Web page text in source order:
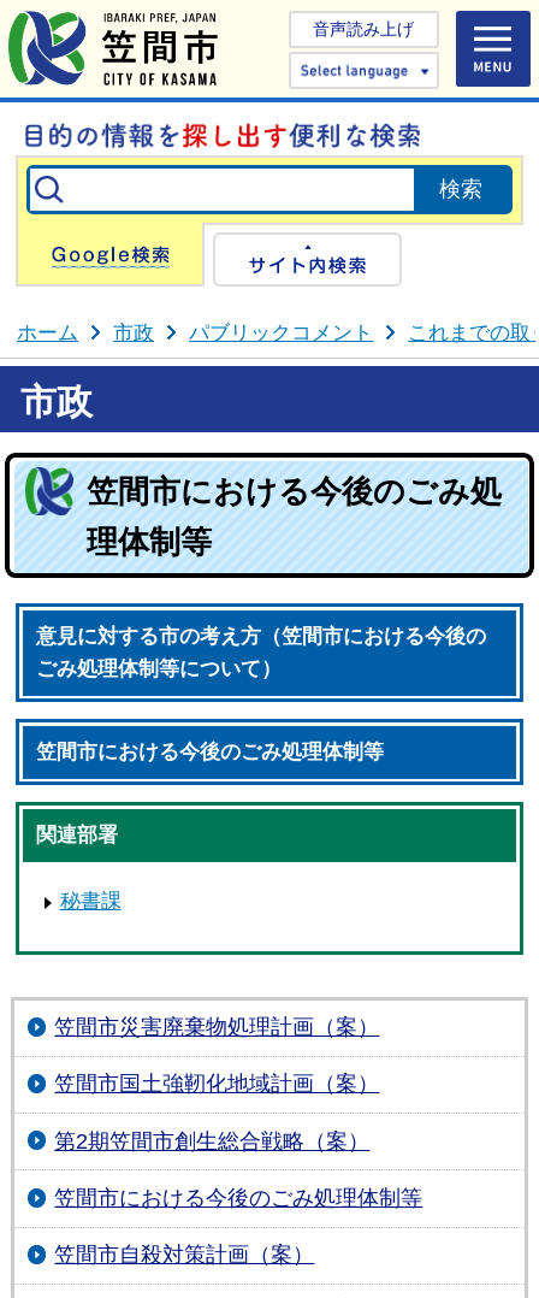
音声読み上げ
Select
Google検索
ホーム 市政 パブリックコメント これまでの取
市政
笠間市における今後のごみ処
理体制等
意見に対する市の考え方（笠間市における今後の
ごみ処理体制等について）
笠間市における今後のごみ処理体制等
関連部署
秘書課
笠間市災害廃棄物処理計画（案）
笠間市国土強靭化地域計画（案）
第2期笠間市創生総合戦略（案）
笠間市における今後のごみ処理体制等
笠間市自殺対策計画（案）